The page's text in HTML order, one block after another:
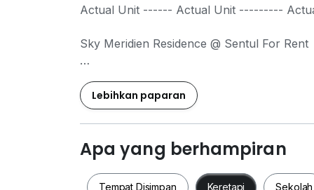
Actual Unit ------ Actual Unit ---------
Sky Meridien Residence @ Sentul For Rent
===========
- 1200sqft
- 3+1 Bedroom 2 Bathroom
- Water Heater
- 2 Parking
- Fully Furnished
Lebihkan paparan
Apa yang berhampiran
Tempat Disimpan Keretapi Sekolah